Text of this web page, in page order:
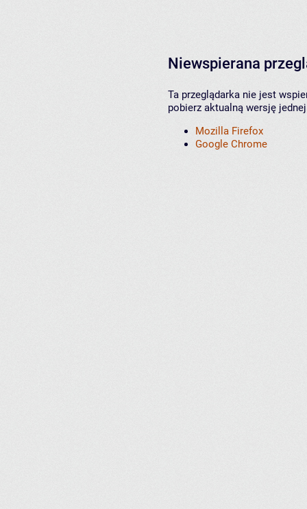
Niewspierana
Ta przeglądarka nie jest
pobierz aktualną wersję
Mozilla Firefox
Google Chrome